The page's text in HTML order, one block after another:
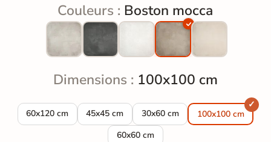
Couleurs : Boston mocca
Dimensions : 100x100 cm
60x120 cm
Carrelage sol extérieur moderne Boston mocca R10 60x120
45x45 cm
Carrelage sol extérieur moderne Boston
30x60 cm
Carrelage sol extérieur moderne
100x100 cm
60x60 cm
Carrelage sol extérieur moderne